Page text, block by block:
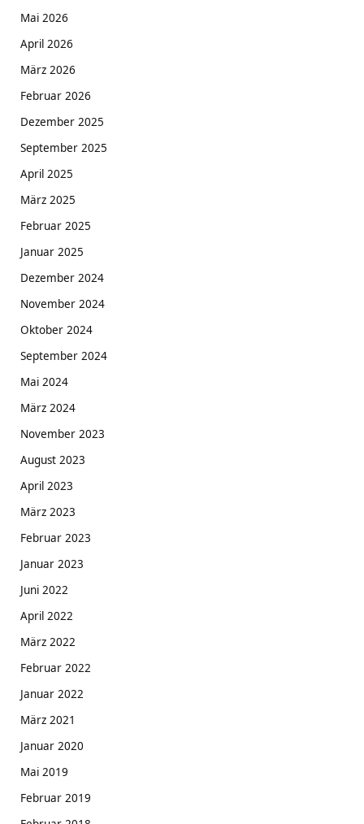
Mai 2026
April 2026
März 2026
Februar 2026
Dezember 2025
September 2025
April 2025
März 2025
Februar 2025
Januar 2025
Dezember 2024
November 2024
Oktober 2024
September 2024
Mai 2024
März 2024
November 2023
August 2023
April 2023
März 2023
Februar 2023
Januar 2023
Juni 2022
April 2022
März 2022
Februar 2022
Januar 2022
März 2021
Januar 2020
Mai 2019
Februar 2019